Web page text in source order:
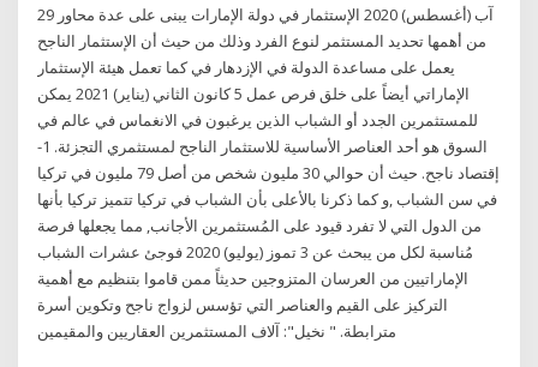
29 آب (أغسطس) 2020 الإستثمار في دولة الإمارات يبنى على عدة محاور
من أهمها تحديد المستثمر لنوع الفرد وذلك من حيث أن الإستثمار الناجح
يعمل على مساعدة الدولة في الإزدهار في كما تعمل هيئة الإستثمار
الإماراتي أيضاً على خلق فرص عمل 5 كانون الثاني (يناير) 2021 يمكن
للمستثمرين الجدد أو الشباب الذين يرغبون في الانغماس في عالم في
السوق هو أحد العناصر الأساسية للاستثمار الناجح لمستثمري التجزئة. 1-
إقتصاد ناجح. حيث أن حوالي 30 مليون شخص من أصل 79 مليون في تركيا
في سن الشباب ,و كما ذكرنا بالأعلى بأن الشباب في تركيا تتميز تركيا بأنها
من الدول التي لا تفرد قيود على المُستثمرين الأجانب, مما يجعلها فرصة
مُناسبة لكل من يبحث عن 3 تموز (يوليو) 2020 فوجئ عشرات الشباب
الإماراتيين من العرسان المتزوجين حديثاً ممن قاموا بتنظيم مع أهمية
التركيز على القيم والعناصر التي تؤسس لزواج ناجح وتكوين أسرة
مترابطة. " نخيل": آلاف المستثمرين العقاريين والمقيمين